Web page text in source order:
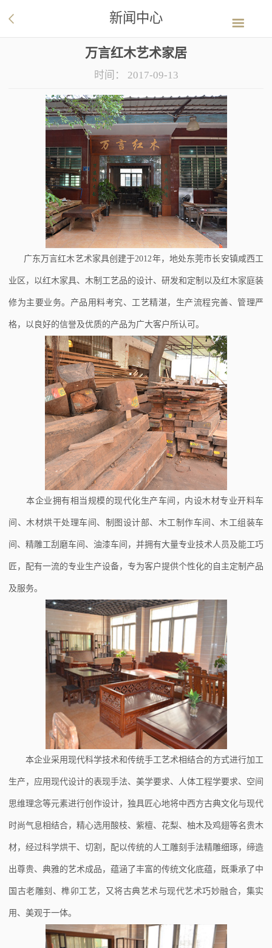
新闻中心
万言红木艺术家居
时间： 2017-09-13
广东万言红木艺术家具创建于2012年，地处东莞市长安镇咸西工
业区，以红木家具、木制工艺品的设计、研发和定制以及红木家庭装
修为主要业务。产品用料考究、工艺精湛，生产流程完善、管理严
格，以良好的信誉及优质的产品为广大客户所认可。
本企业拥有相当规模的现代化生产车间，内设木材专业开料车
间、木材烘干处理车间、制图设计部、木工制作车间、木工组装车
间、精雕工刮磨车间、油漆车间，并拥有大量专业技术人员及能工巧
匠，配有一流的专业生产设备，专为客户提供个性化的自主定制产品
及服务。
本企业采用现代科学技术和传统手工艺术相结合的方式进行加工
生产，应用现代设计的表现手法、美学要求、人体工程学要求、空间
思维理念等元素进行创作设计，独具匠心地将中西方古典文化与现代
时尚气息相结合，精心选用酸枝、紫檀、花梨、柚木及鸡翅等名贵木
材，经过科学烘干、切割，配以传统的人工雕刻手法精雕细琢，缔造
出尊贵、典雅的艺术成品，蕴涵了丰富的传统文化底蕴，既秉承了中
国古老雕刻、榫卯工艺，又将古典艺术与现代艺术巧妙融合，集实
用、美观于一体。